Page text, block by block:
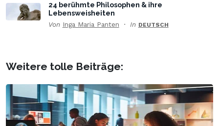
24 berühmte Philosophen & ihre
Lebensweisheiten
Von Inga Maria Panten In DEUTSCH
Weitere tolle Beiträge: